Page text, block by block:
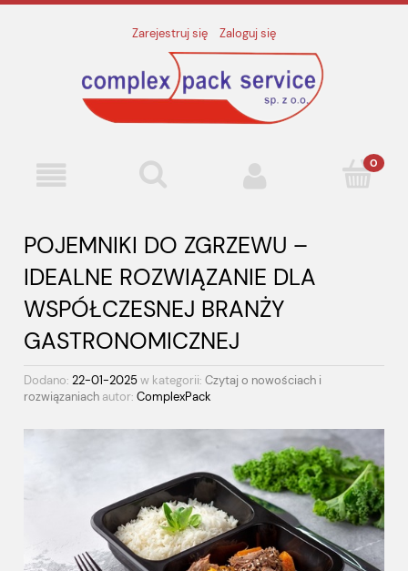
Zarejestruj się Zaloguj się
POJEMNIKI DO ZGRZEWU –
IDEALNE ROZWIĄZANIE DLA
WSPÓŁCZESNEJ BRANŻY
GASTRONOMICZNEJ
Dodano: 22-01-2025w kategorii: Czytaj o nowościach i
rozwiązaniach autor: ComplexPack